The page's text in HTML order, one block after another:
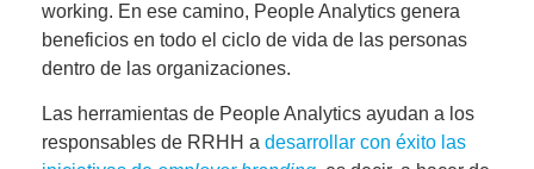
working. En ese camino, People Analytics genera
beneficios en todo el ciclo de vida de las personas
dentro de las organizaciones.
Las herramientas de People Analytics ayudan a los
responsables de RRHH a desarrollar con éxito las